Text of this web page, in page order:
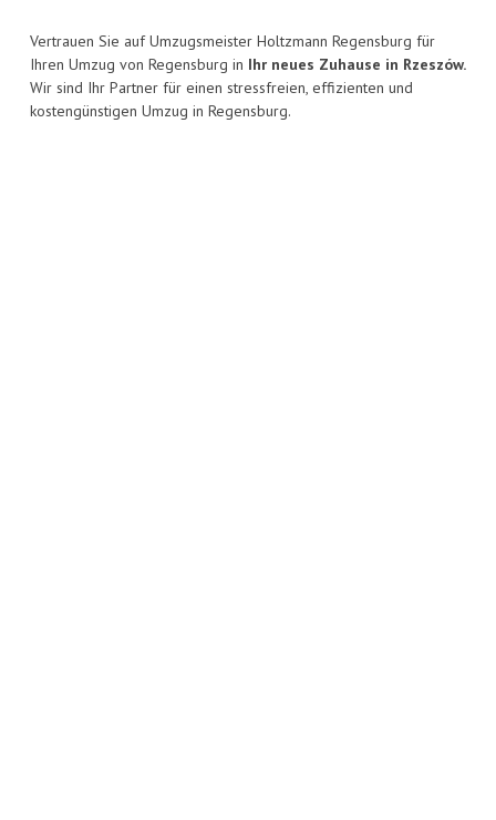
Vertrauen Sie auf Umzugsmeister Holtzmann Regensburg für
Ihren Umzug von Regensburg in Ihr neues Zuhause in Rzeszów.
Wir sind Ihr Partner für einen stressfreien, effizienten und
kostengünstigen Umzug in Regensburg.